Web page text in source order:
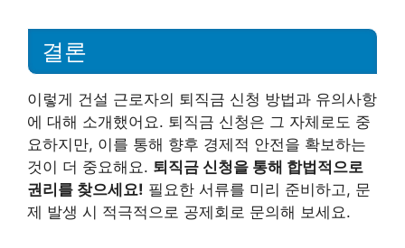
결론
이렇게 건설 근로자의 퇴직금 신청 방법과 유의사항
에 대해 소개했어요. 퇴직금 신청은 그 자체로도 중
요하지만, 이를 통해 향후 경제적 안전을 확보하는
것이 더 중요해요. 퇴직금 신청을 통해 합법적으로
권리를 찾으세요! 필요한 서류를 미리 준비하고, 문
제 발생 시 적극적으로 공제회로 문의해 보세요.